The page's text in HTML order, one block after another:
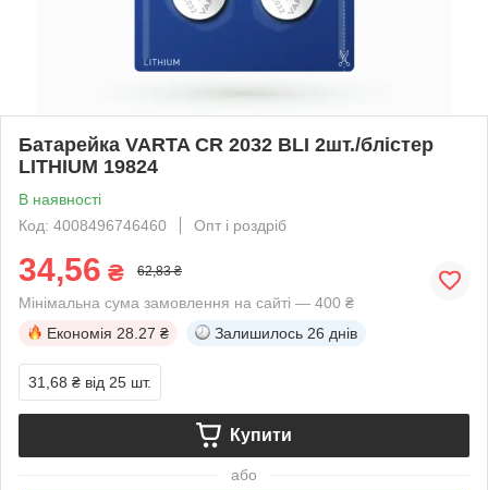
Батарейка VARTA CR 2032 BLI 2шт./блістер
LITHIUM 19824
В наявності
Код: 4008496746460
Опт і роздріб
34,56 ₴ 62,83 ₴
Мінімальна сума замовлення на сайті — 400 ₴
Економія 28.27 ₴ Залишилось 26 днів
31,68 ₴ від 25 шт.
Купити
або